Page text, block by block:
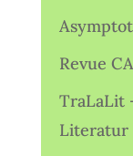
Revue
TraLaLit
Literatur